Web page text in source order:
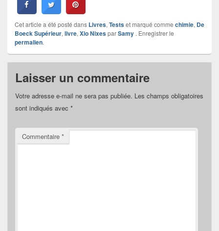
Cet article a été posté dans Livres, Testset marqué comme chimie, De
Boeck Supérieur, livre, Xio NixesparSamy . Enregistrer le
permalien.
Laisser un commentaire
Votre adresse e-mail ne sera pas publiée. Les champs obligatoires
sont indiqués avec *
Commentaire *